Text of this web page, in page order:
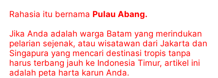
Rahasia itu bernama Pulau Abang.
Jika Anda adalah warga Batam yang merindukan
pelarian sejenak, atau wisatawan dari Jakarta dan
Singapura yang mencari destinasi tropis tanpa
harus terbang jauh ke Indonesia Timur, artikel ini
adalah peta harta karun Anda.